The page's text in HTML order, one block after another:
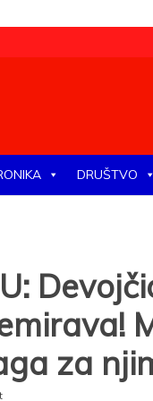
DRUŠTVO
za